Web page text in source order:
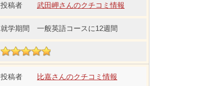
武田岬さんのクチコミ情報
一般英語コースに12週間
比嘉さんのクチコミ情報